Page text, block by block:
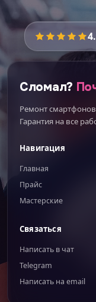
Сломал?
Ремонт
Гарантия на все
Навигация
Главная
Прайс
Мастерские
Связаться
Написать в чат
Telegram
Написать на email